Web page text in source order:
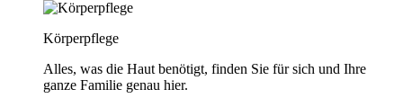
Körperpflege
Alles, was die Haut benötigt, finden Sie für sich und Ihre
ganze Familie genau hier.